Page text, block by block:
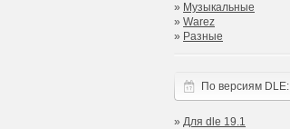
» Музыкальные
» Warez
» Разные
По версиям DLE:
» Для dle 19.1